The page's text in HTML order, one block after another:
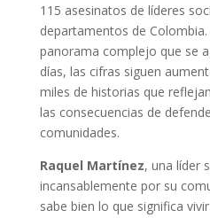
115 asesinatos de líderes
departamentos de
panorama complejo que se
días, las cifras siguen
miles de historias que
las consecuencias de
comunidades.
Raquel Martínez, una líder
incansablemente por su
sabe bien lo que significa